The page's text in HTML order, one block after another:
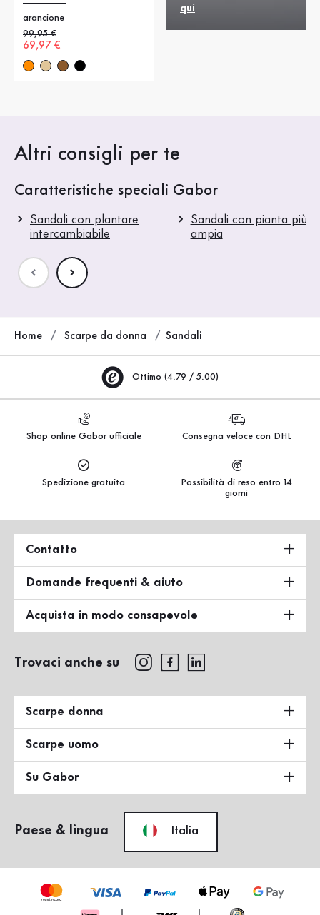
arancione
Prezzo precedente
99,95 €
Nuovo prezzo
69,97 €
qui
Altri consigli per te
Caratteristiche speciali Gabor
Sandali con plantare
intercambiabile
Sandali con pianta più
ampia
Home Scarpe da donna Sandali
Ottimo (4.79 / 5.00)
Shop online Gabor ufficiale Consegna veloce con DHL
Spedizione gratuita
Possibilità di reso entro 14
giorni
Contatto
Domande frequenti & aiuto
Acquista in modo consapevole
Trovaci anche su
Scarpe donna
Scarpe uomo
Su Gabor
Paese & lingua Italia